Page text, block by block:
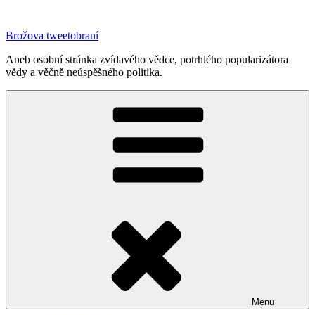
obsahu
Brožova tweetobraní
Aneb osobní stránka zvídavého vědce, potrhlého popularizátora
vědy a věčně neúspěšného politika.
Menu